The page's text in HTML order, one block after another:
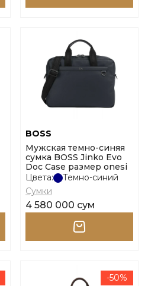
BOSS
Мужская темно-синяя
сумка BOSS Jinko Evo
Doc Case размер onesi
Цвета:
Темно-синий
Сумки
4 580 000 сум
-50%